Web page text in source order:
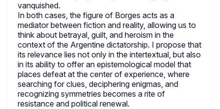
vanquished.
In both cases, the figure of Borges acts as a
mediator between fiction and reality, allowing us to
think about betrayal, guilt, and heroism in the
context of the Argentine dictatorship. I propose that
its relevance lies not only in the intertextual, but also
in its ability to offer an epistemological model that
places defeat at the center of experience, where
searching for clues, deciphering enigmas, and
recognizing symmetries becomes a rite of
resistance and political renewal.